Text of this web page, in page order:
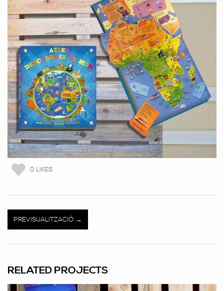
CATEGORIES
Impressió Offset
0 LIKES
PREVISUALITZACIÓ
RELATED PROJECTS